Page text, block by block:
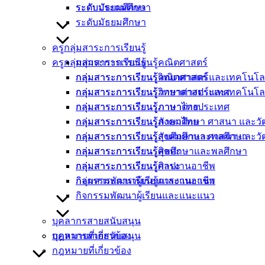
ระดับประถมศึกษา
ระดับมัธยมศึกษา
ครูกลุ่มสาระการเรียนรู้
กลุ่มสาระการเรียนรู้คณิตศาสตร์
กลุ่มสาระการเรียนรู้วิทยาศาสตร์และเทคโนโ
กลุ่มสาระการเรียนรู้ภาษาต่างประเทศ
กลุ่มสาระการเรียนรู้ภาษาไทย
กลุ่มสาระการเรียนรู้สังคมศึกษา ศาสนา และ
กลุ่มสาระการเรียนรู้สุขศึกษาและพลศึกษา
กลุ่มสาระการเรียนรู้ศิลปะ
กลุ่มสาระการเรียนรู้การงานอาชีพ
กิจกรรมพัฒนาผู้เรียนและแนะแนว
บุคลากรสายสนับสนุน
กฎหมายที่เกี่ยวข้อง
ระดับมัธยมศึกษา
ครูกลุ่มสาระการเรียนรู้
กลุ่มสาระการเรียนรู้คณิตศาสตร์
กลุ่มสาระการเรียนรู้วิทยาศาสตร์และเทคโนโ
กลุ่มสาระการเรียนรู้ภาษาต่างประเทศ
กลุ่มสาระการเรียนรู้ภาษาไทย
กลุ่มสาระการเรียนรู้สังคมศึกษา ศาสนา และ
กลุ่มสาระการเรียนรู้สุขศึกษาและพลศึกษา
กลุ่มสาระการเรียนรู้ศิลปะ
กลุ่มสาระการเรียนรู้การงานอาชีพ
กิจกรรมพัฒนาผู้เรียนและแนะแนว
บุคลากรสายสนับสนุน
กฎหมายที่เกี่ยวข้อง